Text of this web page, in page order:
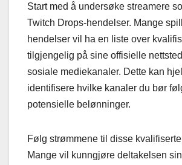
Start med å undersøke streamere
Twitch Drops-hendelser. Mange
hendelser vil ha en liste over
tilgjengelig på sine offisielle
sosiale mediekanaler. Dette kan
identifisere hvilke kanaler du bør
potensielle belønninger.
Følg strømmene til disse
Mange vil kunngjøre deltakelsen